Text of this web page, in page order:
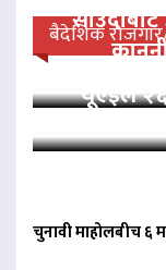
बैदेशिक
यूएईले
चुनावी माहोलबीच ६